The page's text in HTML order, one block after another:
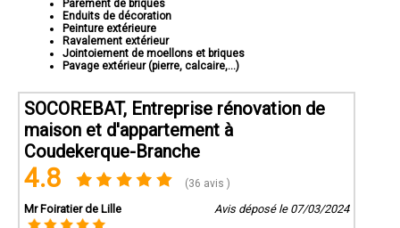
Parement de briques
Enduits de décoration
Peinture extérieure
Ravalement extérieur
Jointoiement de moellons et briques
Pavage extérieur (pierre, calcaire,...)
SOCOREBAT, Entreprise rénovation de
maison et d'appartement à
Coudekerque-Branche
4.8 (36 avis )
Mr Foiratier de Lille Avis déposé le 07/03/2024